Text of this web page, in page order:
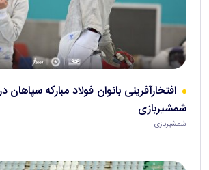
افتخارآفرینی بانوان فولاد مبارکه سپاهان
شمشیربازی
شمشیربازی